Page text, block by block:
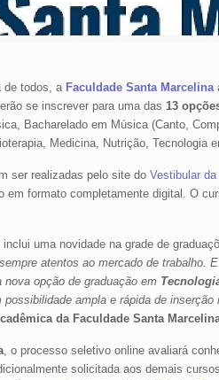
de todos, a Faculdade Santa Marcelina
se inscrever para uma das 13
Bacharelado em Música (Canto,
Medicina, Nutrição, Tecnologia
ser realizadas pelo site do Vestibular
em formato completamente digital. O
uma novidade na grade de
atentos ao mercado de
opção de graduação em
ampla e rápida de
da Faculdade Santa
, o processo seletivo online avaliará
solicitada aos demais